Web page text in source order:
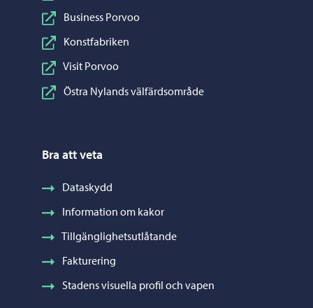
Business Porvoo
Konstfabriken
Visit Porvoo
Östra Nylands välfärdsområde
Bra att veta
Dataskydd
Information om kakor
Tillgänglighetsutlåtande
Fakturering
Stadens visuella profil och vapen